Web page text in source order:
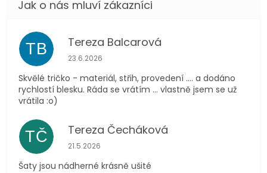
TB Tereza Balcarová
Hodnocení obchodu je 5 z 5 hvězdiček.
23.6.2026
Skvělé tričko - materiál, střih, provedení .... a dodáno
rychlostí blesku. Ráda se vrátím ... vlastně jsem se už
vrátila :o)
TČ Tereza Čecháková
Hodnocení obchodu je 5 z 5 hvězdiček.
21.5.2026
Šaty jsou nádherné krásně ušité